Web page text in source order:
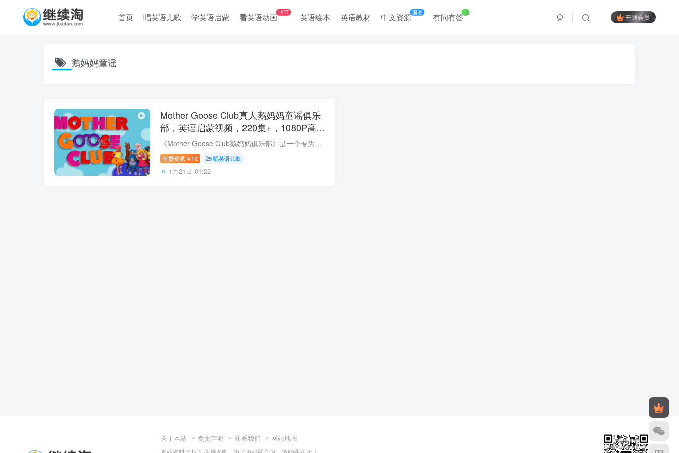
首页 唱英语儿歌 学英语启蒙 看英语动画HOT 英语绘本 英语教材 中文资源国语 有问有答 开通会员
鹅妈妈童谣
Mother Goose Club真人鹅妈妈童谣俱乐
部，英语启蒙视频，220集+，1080P高清
视频，百度网盘下载！
《Mother Goose Club鹅妈妈俱乐部》是一个专为非英语国家学龄前孩子学习音乐+英语的早教节目。曾获4次获得美国电视界的最高奖项艾美奖。截至目前全球已经有超过900万的订阅，累计播放量超过了10...
付费资源 ￥ 12 唱英语儿歌
1月21日 01:22
关于本站 免责声明 联系我们 网站地图